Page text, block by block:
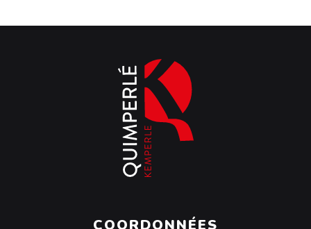
COORDONNÉES